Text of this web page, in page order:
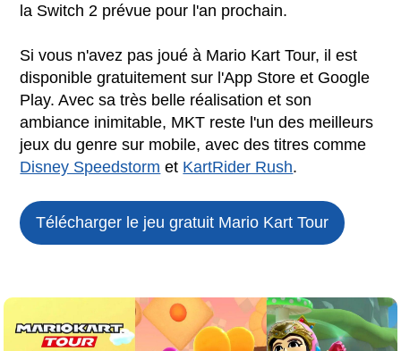
la Switch 2 prévue pour l'an prochain.
Si vous n'avez pas joué à Mario Kart Tour, il est
disponible gratuitement sur l'App Store et Google
Play. Avec sa très belle réalisation et son
ambiance inimitable, MKT reste l'un des meilleurs
jeux du genre sur mobile, avec des titres comme
Disney Speedstorm et KartRider Rush.
Télécharger le jeu gratuit Mario Kart Tour